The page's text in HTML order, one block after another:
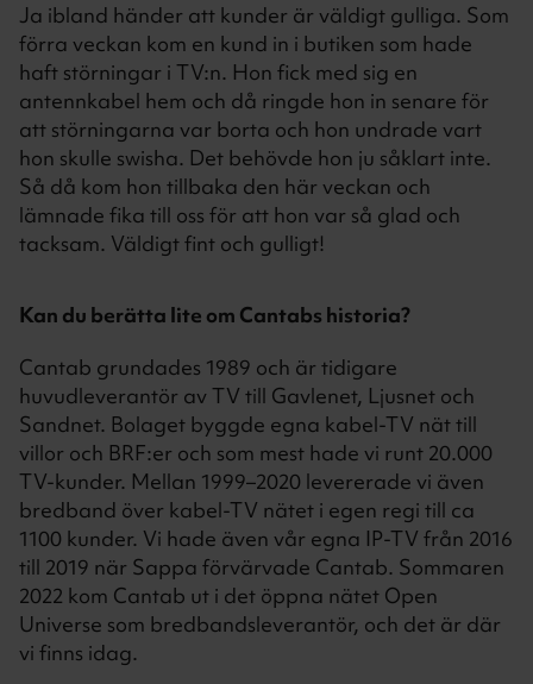
Ja ibland händer att kunder är väldigt gulliga. Som
förra veckan kom en kund in i butiken som hade
haft störningar i TV:n. Hon fick med sig en
antennkabel hem och då ringde hon in senare för
att störningarna var borta och hon undrade vart
hon skulle swisha. Det behövde hon ju såklart inte.
Så då kom hon tillbaka den här veckan och
lämnade fika till oss för att hon var så glad och
tacksam. Väldigt fint och gulligt!
Kan du berätta lite om Cantabs historia?
Cantab grundades 1989 och är tidigare
huvudleverantör av TV till Gavlenet, Ljusnet och
Sandnet. Bolaget byggde egna kabel-TV nät till
villor och BRF:er och som mest hade vi runt 20.000
TV-kunder. Mellan 1999–2020 levererade vi även
bredband över kabel-TV nätet i egen regi till ca
1100 kunder. Vi hade även vår egna IP-TV från 2016
till 2019 när Sappa förvärvade Cantab. Sommaren
2022 kom Cantab ut i det öppna nätet Open
Universe som bredbandsleverantör, och det är där
vi finns idag.